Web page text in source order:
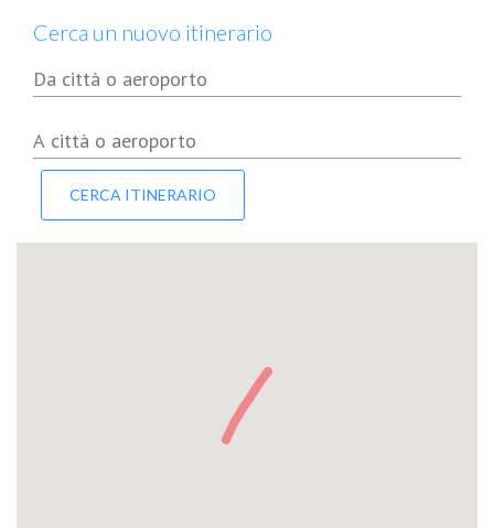
Cerca un nuovo itinerario